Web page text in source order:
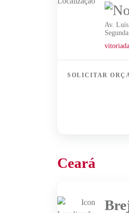
Av.
SOLICITAR
Ceará